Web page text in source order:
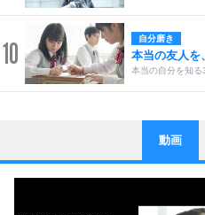
10 自分磨き
本当の友人を
本当の自分を知る
1
ストレス対策
他人と比べな
いっそのこと
いらいらしない
動画